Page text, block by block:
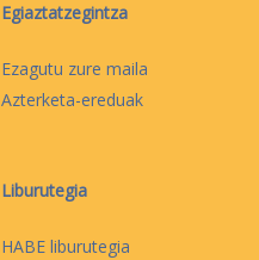
Egiaztatzegintza
Ezagutu zure maila
Azterketa-ereduak
Liburutegia
HABE liburutegia